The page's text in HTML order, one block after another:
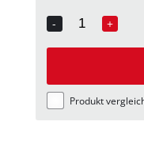
-
Quantity
+
Produkt